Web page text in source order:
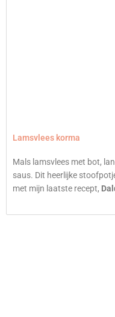
Lamsvlees korma
Mals lamsvlees met bot,
saus. Dit heerlijke
met mijn laatste recept,